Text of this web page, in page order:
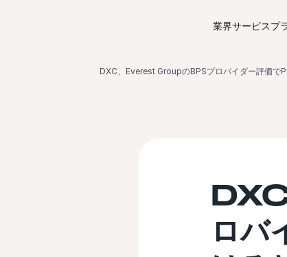
業界サービスプ
DXC、Everest GroupのBPSプロバイダー評価で
ロバ